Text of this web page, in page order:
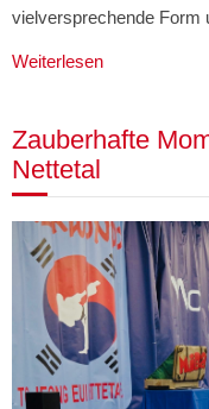
vielversprechende Form
Weiterlesen
Zauberhafte
Nettetal